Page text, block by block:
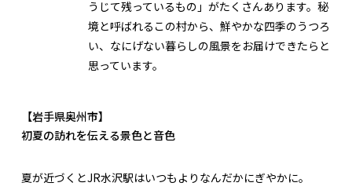
うじて残っているもの」がたくさんあります。秘
境と呼ばれるこの村から、鮮やかな四季のうつろ
い、なにげない暮らしの風景をお届けできたらと
思っています。
【岩手県奥州市】
初夏の訪れを伝える景色と音色
夏が近づくとJR水沢駅はいつもよりなんだかにぎやかに。